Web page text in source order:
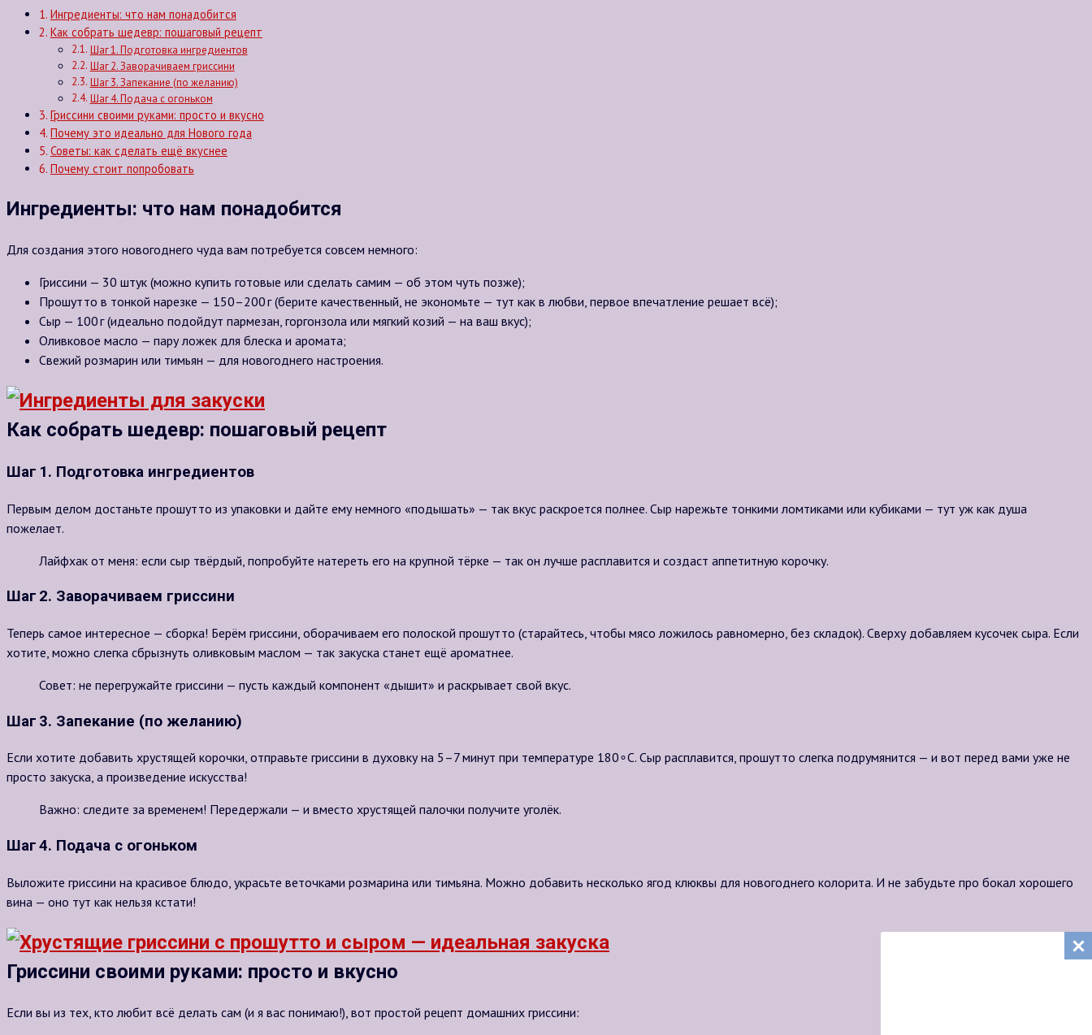
Ингредиенты: что нам понадобится
Как собрать шедевр: пошаговый рецепт
Шаг 1. Подготовка ингредиентов
Шаг 2. Заворачиваем гриссини
Шаг 3. Запекание (по желанию)
Шаг 4. Подача с огоньком
Гриссини своими руками: просто и вкусно
Почему это идеально для Нового года
Советы: как сделать ещё вкуснее
Почему стоит попробовать
Ингредиенты: что нам понадобится
Для создания этого новогоднего чуда вам потребуется совсем немного:
Гриссини — 30 штук (можно купить готовые или сделать самим — об этом чуть позже);
Прошутто в тонкой нарезке — 150–200 г (берите качественный, не экономьте — тут как в любви, первое впечатление решает всё);
Сыр — 100 г (идеально подойдут пармезан, горгонзола или мягкий козий — на ваш вкус);
Оливковое масло — пару ложек для блеска и аромата;
Свежий розмарин или тимьян — для новогоднего настроения.
Как собрать шедевр: пошаговый рецепт
Шаг 1. Подготовка ингредиентов
Первым делом достаньте прошутто из упаковки и дайте ему немного «подышать» — так вкус раскроется полнее. Сыр нарежьте тонкими ломтиками или кубиками — тут уж как душа
пожелает.
Лайфхак от меня: если сыр твёрдый, попробуйте натереть его на крупной тёрке — так он лучше расплавится и создаст аппетитную корочку.
Шаг 2. Заворачиваем гриссини
Теперь самое интересное — сборка! Берём гриссини, оборачиваем его полоской прошутто (старайтесь, чтобы мясо ложилось равномерно, без складок). Сверху добавляем кусочек сыра. Если
хотите, можно слегка сбрызнуть оливковым маслом — так закуска станет ещё ароматнее.
Совет: не перегружайте гриссини — пусть каждый компонент «дышит» и раскрывает свой вкус.
Шаг 3. Запекание (по желанию)
Если хотите добавить хрустящей корочки, отправьте гриссини в духовку на 5–7 минут при температуре 180∘C. Сыр расплавится, прошутто слегка подрумянится — и вот перед вами уже не
просто закуска, а произведение искусства!
Важно: следите за временем! Передержали — и вместо хрустящей палочки получите уголёк.
Шаг 4. Подача с огоньком
Выложите гриссини на красивое блюдо, украсьте веточками розмарина или тимьяна. Можно добавить несколько ягод клюквы для новогоднего колорита. И не забудьте про бокал хорошего
вина — оно тут как нельзя кстати!
Гриссини своими руками: просто и вкусно
Если вы из тех, кто любит всё делать сам (и я вас понимаю!), вот простой рецепт домашних гриссини: